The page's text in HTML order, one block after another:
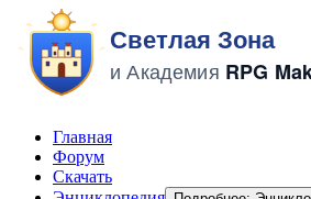
Главная
Форум
Скачать